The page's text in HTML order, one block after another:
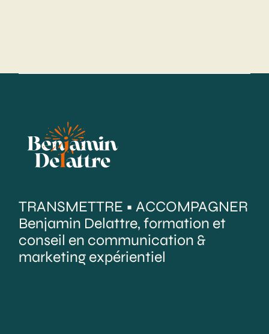
TRANSMETTRE • ACCOMPAGNER
Benjamin Delattre, formation et
conseil en communication &
marketing expérientiel